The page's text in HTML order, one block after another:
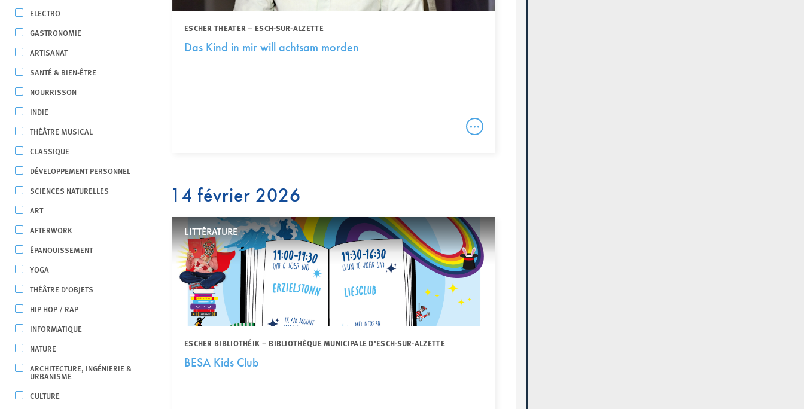
ELECTRO
GASTRONOMIE
ARTISANAT
SANTÉ & BIEN-ÊTRE
NOURRISSON
INDIE
THÉÂTRE MUSICAL
CLASSIQUE
DÉVELOPPEMENT PERSONNEL
SCIENCES NATURELLES
ART
AFTERWORK
ÉPANOUISSEMENT
YOGA
THÉÂTRE D’OBJETS
HIP HOP / RAP
INFORMATIQUE
NATURE
ARCHITECTURE, INGÉNIERIE &
URBANISME
CULTURE
ESCHER THEATER – ESCH-SUR-ALZETTE
Das Kind in mir will achtsam morden
14 février 2026
LITTÉRATURE
ESCHER BIBLIOTHÉIK – BIBLIOTHÈQUE MUNICIPALE D’ESCH-SUR-ALZETTE
BESA Kids Club